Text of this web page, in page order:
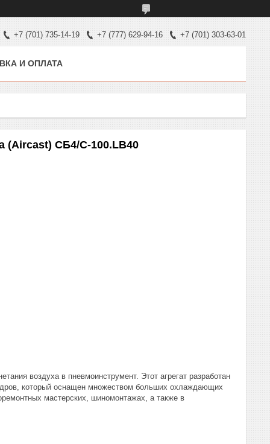
+7 (701) 735-14-19 +7 (777) 629-94-16 +7 (701) 303-63-01
И ОПЛАТА
(Aircast) СБ4/С-100.LB40
воздуха в пневмоинструмент. Этот агрегат разработан
который оснащен множеством больших охлаждающих
мастерских, шиномонтажах, а также в